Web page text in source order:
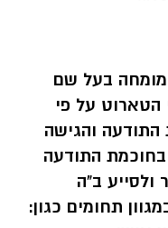
ומומחה בעל שם
הטארוט על פי
התודעה והגישה
בחוכמת התודעה
ולסייע ב"ה
תחומים כגון: